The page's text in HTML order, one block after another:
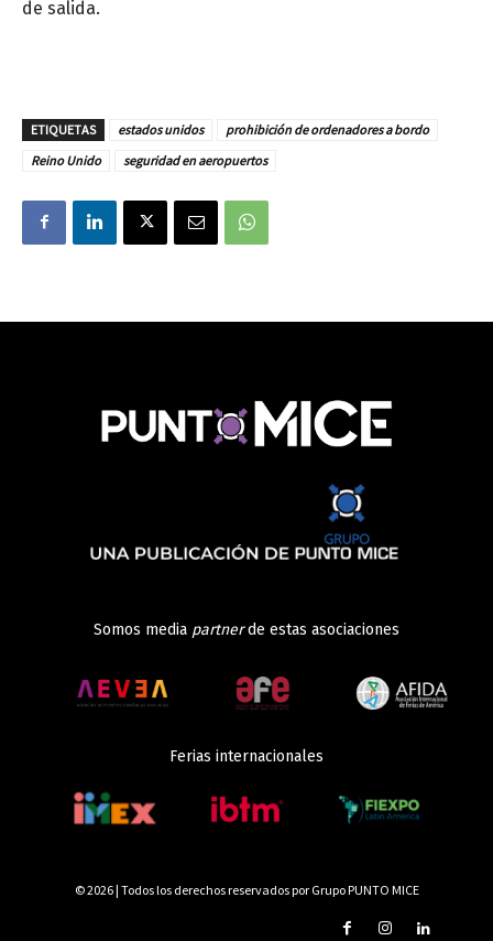
de salida.
ETIQUETAS estados unidos
prohibición de ordenadores a bordo
Reino Unido
seguridad en aeropuertos
Somos media partnerde estas asociaciones
Ferias internacionales
© 2026 | Todos los derechos reservados por Grupo PUNTO MICE